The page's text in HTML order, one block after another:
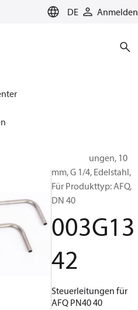
DE Anmelden
Steuerleitungen, 10
mm, G 1/4, Edelstahl,
Für Produkttyp: AFQ,
DN 40
003G13
42
Steuerleitungen für
AFQ PN40 40